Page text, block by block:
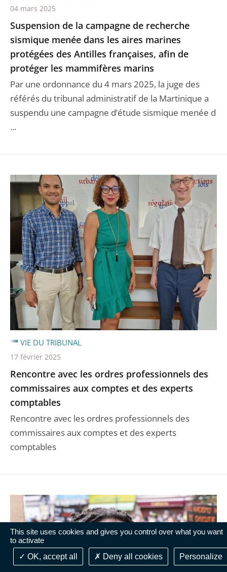
This site uses cookies and gives you control over what you want
to activate
OK, accept all
Deny all cookies Personalize
Suspension de la campagne de recherche
sismique menée dans les aires marines
protégées des Antilles françaises, afin de
protéger les mammifères marins
Par une ordonnance du 4 mars 2025, la juge des
référés du tribunal administratif de la Martinique a
suspendu une campagne d’étude sismique menée d
...
04 mars 2025
Rencontre avec les ordres professionnels des
commissaires aux comptes et des experts
comptables
Rencontre avec les ordres professionnels des
commissaires aux comptes et des experts
comptables
VIE DU TRIBUNAL
17 février 2025